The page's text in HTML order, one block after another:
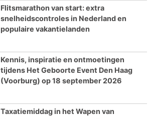
Flitsmarathon van start: extra
snelheidscontroles in Nederland en
populaire vakantielanden
Kennis, inspiratie en ontmoetingen
tijdens Het Geboorte Event Den Haag
(Voorburg) op 18 september 2026
Taxatiemiddag in het Wapen van